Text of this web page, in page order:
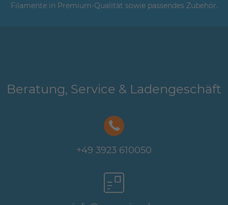
Filamente in Premium-Qualität sowie passendes Zubehör.
Beratung, Service & Ladengeschäft
+49 3923 610050